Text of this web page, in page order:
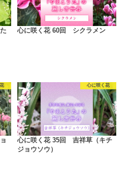
心に咲く花 60回 シクラメン
心に咲く花
心に咲く花 35回 吉祥草（キチ
ジョウソウ）